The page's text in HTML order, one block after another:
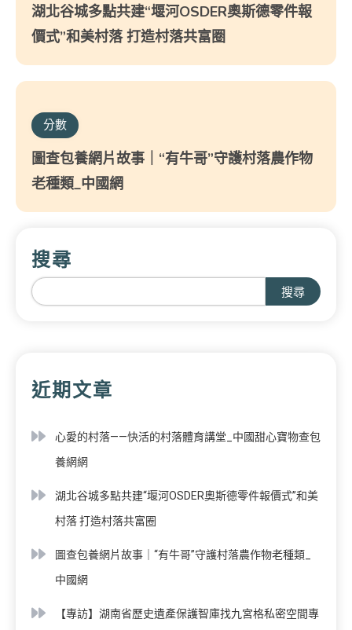
湖北谷城多點共建“堰河OSDER奧斯德零件報
價式”和美村落 打造村落共富圈
分數
圖查包養網片故事｜“有牛哥”守護村落農作物
老種類_中國網
搜尋
搜尋
近期文章
心愛的村落——快活的村落體育講堂_中國甜心寶物查包
養網網
湖北谷城多點共建“堰河OSDER奧斯德零件報價式”和美
村落 打造村落共富圈
圖查包養網片故事｜“有牛哥”守護村落農作物老種類_
中國網
【專訪】湖南省歷史遺產保護智庫找九宮格私密空間專